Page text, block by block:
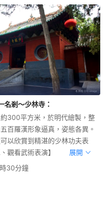
名剎～少林寺 ：
300平方米，於明代繪製，整
百羅漢形象逼真，姿態各異。
以欣賞到精湛的少林功夫表
觀看武術表演】
展開
30分鐘